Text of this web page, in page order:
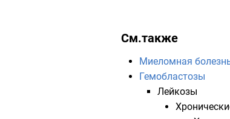
См.также
Миеломная
Гемобластозы
Лейкозы